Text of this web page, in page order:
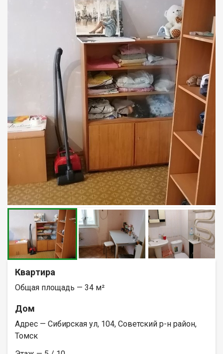
Квартира
Общая площадь — 34 м²
Дом
Адрес — Сибирская ул, 104, Советский р-н район,
Томск